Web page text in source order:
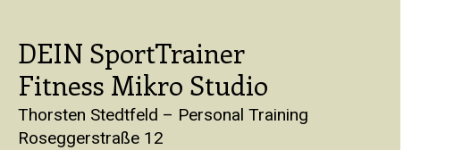
DEIN SportTrainer
Fitness Mikro Studio
Thorsten Stedtfeld – Personal Training
Roseggerstraße 12